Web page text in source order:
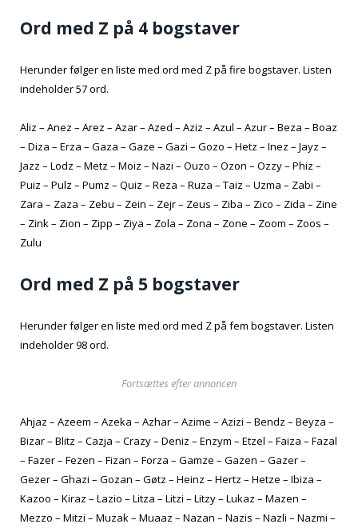
Ord med Z på 4 bogstaver
Herunder følger en liste med ord med Z på fire bogstaver. Listen
indeholder 57 ord.
Aliz – Anez – Arez – Azar – Azed – Aziz – Azul – Azur – Beza – Boaz
– Diza – Erza – Gaza – Gaze – Gazi – Gozo – Hetz – Inez – Jayz –
Jazz – Lodz – Metz – Moiz – Nazi – Ouzo – Ozon – Ozzy – Phiz –
Puiz – Pulz – Pumz – Quiz – Reza – Ruza – Taiz – Uzma – Zabi –
Zara – Zaza – Zebu – Zein – Zejr – Zeus – Ziba – Zico – Zida – Zine
– Zink – Zion – Zipp – Ziya – Zola – Zona – Zone – Zoom – Zoos –
Zulu
Ord med Z på 5 bogstaver
Herunder følger en liste med ord med Z på fem bogstaver. Listen
indeholder 98 ord.
Fortsættes efter annoncen
Ahjaz – Azeem – Azeka – Azhar – Azime – Azizi – Bendz – Beyza –
Bizar – Blitz – Cazja – Crazy – Deniz – Enzym – Etzel – Faiza – Fazal
– Fazer – Fezen – Fizan – Forza – Gamze – Gazen – Gazer –
Gezer – Ghazi – Gozan – Gøtz – Heinz – Hertz – Hetze – Ibiza –
Kazoo – Kiraz – Lazio – Litza – Litzi – Litzy – Lukaz – Mazen –
Mezzo – Mitzi – Muzak – Muaaz – Nazan – Nazis – Nazli – Nazmi –